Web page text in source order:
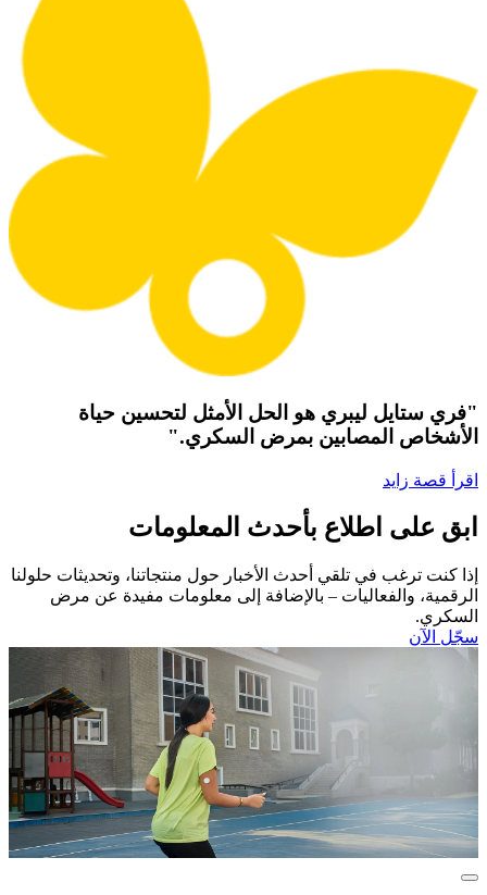
"فري ستايل ليبري هو الحل الأمثل لتحسين حياة
الأشخاص المصابين بمرض السكري."
اقرأ قصة زايد
ابق على اطلاع بأحدث المعلومات
إذا كنت ترغب في تلقي أحدث الأخبار حول منتجاتنا، وتحديثات حلولنا
الرقمية، والفعاليات – بالإضافة إلى معلومات مفيدة عن مرض
السكري.​
سجّل الآن​